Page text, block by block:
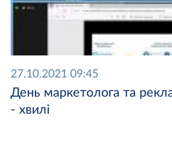
27.10.2021 09:45
День маркетолога та
- хвилі